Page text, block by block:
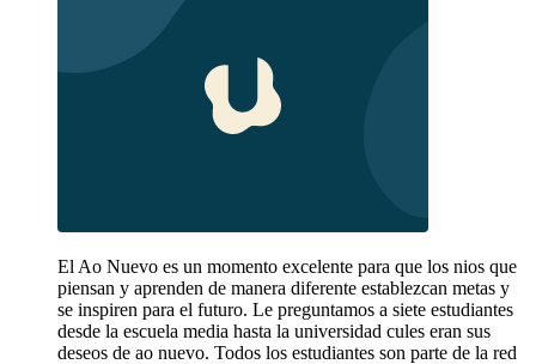
El Ao Nuevo es un momento excelente para que los nios que
piensan y aprenden de manera diferente establezcan metas y
se inspiren para el futuro. Le preguntamos a siete estudiantes
desde la escuela media hasta la universidad cules eran sus
deseos de ao nuevo. Todos los estudiantes son parte de la red